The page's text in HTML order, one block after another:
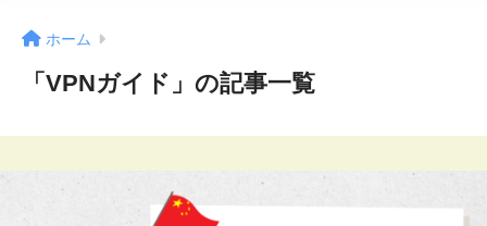
ホーム
「VPNガイド」の記事一覧